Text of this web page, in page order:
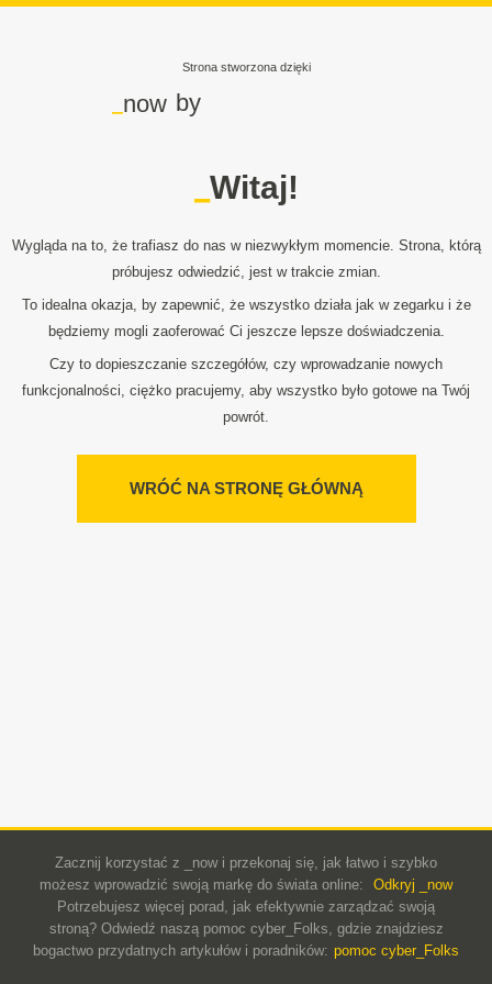
Strona stworzona dzięki
now by
Witaj!
Wygląda na to, że trafiasz do nas w niezwykłym momencie. Strona, którą
próbujesz odwiedzić, jest w trakcie zmian.
To idealna okazja, by zapewnić, że wszystko działa jak w zegarku i że
będziemy mogli zaoferować Ci jeszcze lepsze doświadczenia.
Czy to dopieszczanie szczegółów, czy wprowadzanie nowych
funkcjonalności, ciężko pracujemy, aby wszystko było gotowe na Twój
powrót.
WRÓĆ NA STRONĘ GŁÓWNĄ
Zacznij korzystać z _now i przekonaj się, jak łatwo i szybko
możesz wprowadzić swoją markę do świata online:
Odkryj _now
Potrzebujesz więcej porad, jak efektywnie zarządzać swoją
stroną? Odwiedź naszą pomoc cyber_Folks, gdzie znajdziesz
bogactwo przydatnych artykułów i poradników: pomoc cyber_Folks